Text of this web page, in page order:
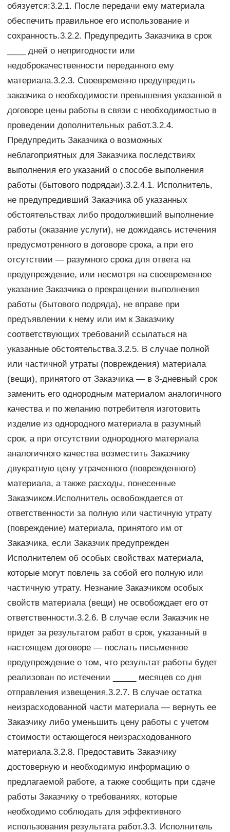
обязуется:3.2.1. После передачи ему материала
обеспечить правильное его использование и
сохранность.3.2.2. Предупредить Заказчика в срок
____ дней о непригодности или
недоброкачественности переданного ему
материала.3.2.3. Своевременно предупредить
заказчика о необходимости превышения указанной в
договоре цены работы в связи с необходимостью в
проведении дополнительных работ.3.2.4.
Предупредить Заказчика о возможных
неблагоприятных для Заказчика последствиях
выполнения его указаний о способе выполнения
работы (бытового подрядаи).3.2.4.1. Исполнитель,
не предупредивший Заказчика об указанных
обстоятельствах либо продолживший выполнение
работы (оказание услуги), не дожидаясь истечения
предусмотренного в договоре срока, а при его
отсутствии — разумного срока для ответа на
предупреждение, или несмотря на своевременное
указание Заказчика о прекращении выполнения
работы (бытового подряда), не вправе при
предъявлении к нему или им к Заказчику
соответствующих требований ссылаться на
указанные обстоятельства.3.2.5. В случае полной
или частичной утраты (повреждения) материала
(вещи), принятого от Заказчика — в 3-дневный срок
заменить его однородным материалом аналогичного
качества и по желанию потребителя изготовить
изделие из однородного материала в разумный
срок, а при отсутствии однородного материала
аналогичного качества возместить Заказчику
двукратную цену утраченного (поврежденного)
материала, а также расходы, понесенные
Заказчиком.Исполнитель освобождается от
ответственности за полную или частичную утрату
(повреждение) материала, принятого им от
Заказчика, если Заказчик предупрежден
Исполнителем об особых свойствах материала,
которые могут повлечь за собой его полную или
частичную утрату. Незнание Заказчиком особых
свойств материала (вещи) не освобождает его от
ответственности.3.2.6. В случае если Заказчик не
придет за результатом работ в срок, указанный в
настоящем договоре — послать письменное
предупреждение о том, что результат работы будет
реализован по истечении _____ месяцев со дня
отправления извещения.3.2.7. В случае остатка
неизрасходованной части материала — вернуть ее
Заказчику либо уменьшить цену работы с учетом
стоимости остающегося неизрасходованного
материала.3.2.8. Предоставить Заказчику
достоверную и необходимую информацию о
предлагаемой работе, а также сообщить при сдаче
работы Заказчику о требованиях, которые
необходимо соблюдать для эффективного
использования результата работ.3.3. Исполнитель